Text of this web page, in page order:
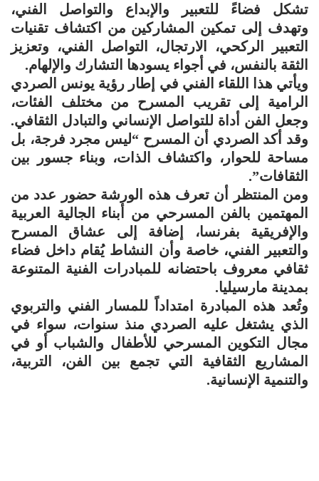
تشكل فضاءً للتعبير والإبداع والتواصل الفني،
وتهدف إلى تمكين المشاركين من اكتشاف تقنيات
التعبير الركحي، الارتجال، التواصل الفني، وتعزيز
الثقة بالنفس، في أجواء يسودها التشارك والإلهام.
ويأتي هذا اللقاء الفني في إطار رؤية يونس الصردي
الرامية إلى تقريب المسرح من مختلف الفئات،
وجعل الفن أداة للتواصل الإنساني والتبادل الثقافي.
وقد أكد الصردي أن المسرح “ليس مجرد فرجة، بل
مساحة للحوار، واكتشاف الذات، وبناء جسور بين
الثقافات”.
ومن المنتظر أن تعرف هذه الورشة حضور عدد من
المهتمين بالفن المسرحي من أبناء الجالية العربية
والإفريقية بفرنسا، إضافة إلى عشاق المسرح
والتعبير الفني، خاصة وأن النشاط يُقام داخل فضاء
ثقافي معروف باحتضانه للمبادرات الفنية المتنوعة
بمدينة مارسيليا.
وتُعد هذه المبادرة امتداداً للمسار الفني والتربوي
الذي يشتغل عليه الصردي منذ سنوات، سواء في
مجال التكوين المسرحي للأطفال والشباب أو في
المشاريع الثقافية التي تجمع بين الفن، التربية،
والتنمية الإنسانية.